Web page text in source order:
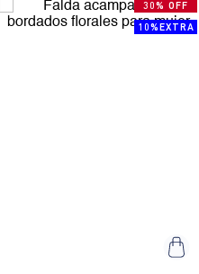
30% OFF
10%EXTRA